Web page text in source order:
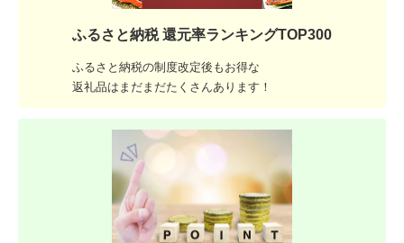
ふるさと納税 還元率ランキングTOP300
ふるさと納税の制度改定後もお得な
返礼品はまだまだたくさんあります！